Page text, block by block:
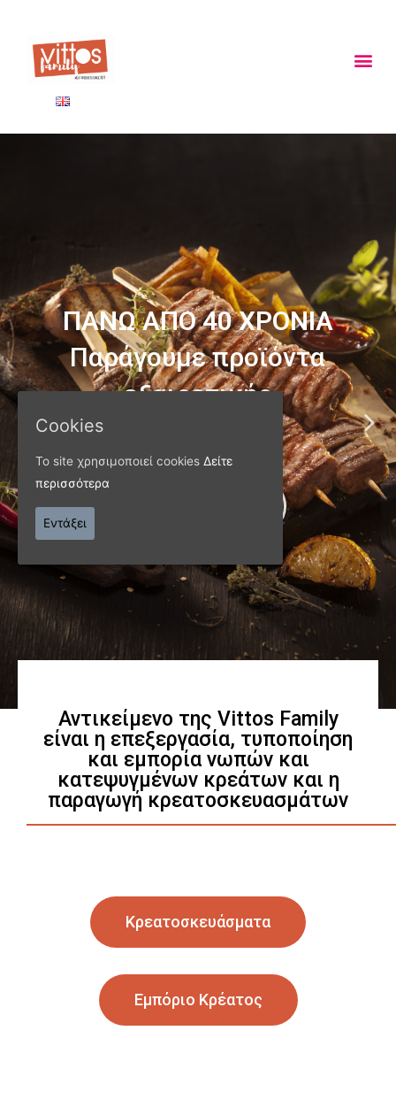
ΠΑΝΩ ΑΠΟ 40 ΧΡΟΝΙΑ
Παράγουμε προϊόντα
εξαιρετικής
Αντικείμενο της Vittos Family
είναι η επεξεργασία, τυποποίηση
και εμπορία νωπών και
κατεψυγμένων κρεάτων και η
παραγωγή κρεατοσκευασμάτων
Κρεατοσκευάσματα
Εμπόριο Κρέατος
Cookies
Το site χρησιμοποιεί cookies Δείτε
περισσότερα
Εντάξει